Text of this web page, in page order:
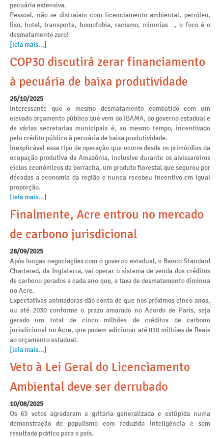
pecuária extensiva.
Pessoal, não se distraiam com licenciamento ambiental, petróleo,
lixo, hotel, transporte, homofobia, racismo, minorias…, o foco é o
desmatamento zero!
[leia mais...]
COP30 discutirá zerar financiamento
à pecuária de baixa produtividade
26/10/2025
Interessante que o mesmo desmatamento combatido com um
elevado orçamento público que vem do IBAMA, do governo estadual e
de várias secretarias municipais é, ao mesmo tempo, incentivado
pelo crédito público à pecuária de baixa produtividade.
Inexplicável esse tipo de operação que ocorre desde os primórdios da
ocupação produtiva da Amazônia, inclusive durante os alvissareiros
ciclos econômicos da borracha, um produto florestal que segurou por
décadas a economia da região e nunca recebeu incentivo em igual
proporção.
[leia mais...]
Finalmente, Acre entrou no mercado
de carbono jurisdicional
28/09/2025
Após longas negociações com o governo estadual, o Banco Standard
Chartered, da Inglaterra, vai operar o sistema de venda dos créditos
de carbono gerados a cada ano que, a taxa de desmatamento diminua
no Acre.
Expectativas animadoras dão conta de que nos próximos cinco anos,
ou até 2030 conforme o prazo amarado no Acordo de Paris, seja
gerado um total de cinco milhões de créditos de carbono
jurisdicional no Acre, que podem adicionar até 810 milhões de Reais
ao orçamento estadual.
[leia mais...]
Veto à Lei Geral do Licenciamento
Ambiental deve ser derrubado
10/08/2025
Os 63 vetos agradaram a gritaria generalizada e estúpida numa
demonstração de populismo com reduzida inteligência e sem
resultado prático para o país.